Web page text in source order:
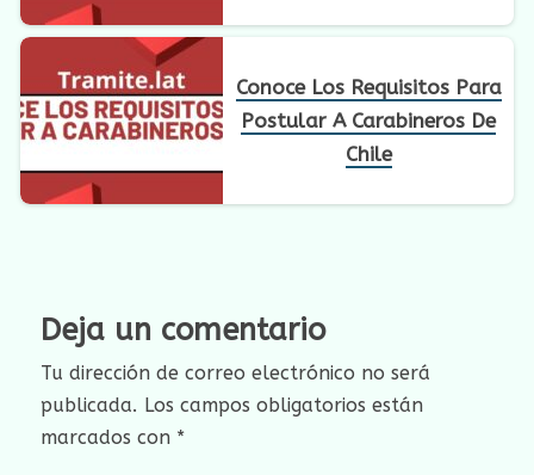
Conoce Los Requisitos Para
Postular A Carabineros De
Chile
Deja un comentario
Tu dirección de correo electrónico no será
publicada. Los campos obligatorios están
marcados con *